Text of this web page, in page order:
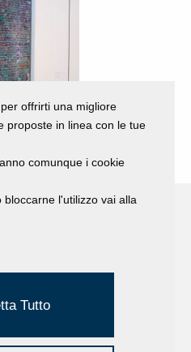
offrirti una migliore
proposte in linea con le tue
comunque i cookie
l'utilizzo vai alla
Tutto